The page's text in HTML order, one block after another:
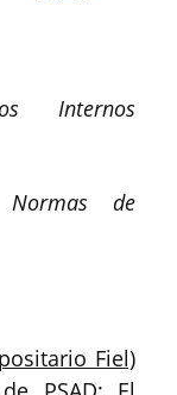
Internos
de
Fiel)